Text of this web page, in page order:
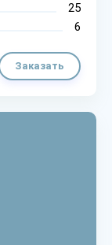
25
6
Заказать